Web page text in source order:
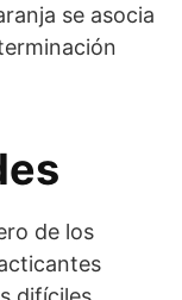
se asocia
de los